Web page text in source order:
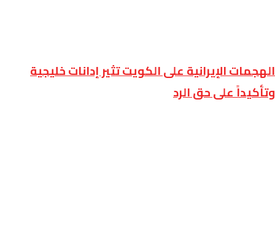
الهجمات الإيرانية على الكويت تثير إدانات خليجية
وتأكيداً على حق الرد